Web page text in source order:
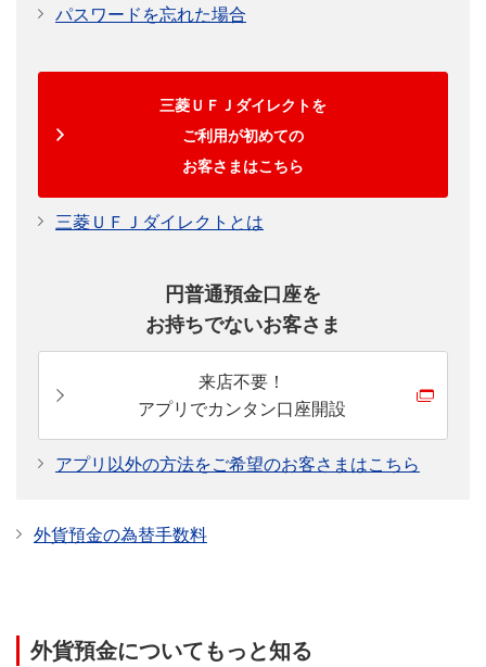
パスワードを忘れた場合
三菱ＵＦＪダイレクトを
ご利用が初めての
お客さまはこちら
三菱ＵＦＪダイレクトとは
円普通預金口座を
お持ちでないお客さま
来店不要！
アプリでカンタン口座開設
アプリ以外の方法をご希望のお客さまはこちら
外貨預金の為替手数料
外貨預金についてもっと知る